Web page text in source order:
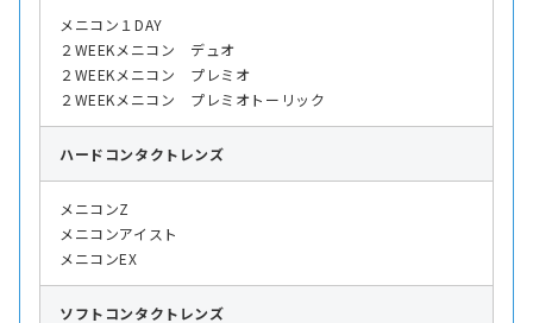
メニコン１DAY
２WEEKメニコン デュオ
２WEEKメニコン プレミオ
２WEEKメニコン プレミオトーリック
ハード コンタクトレンズ
メニコンZ
メニコンアイスト
メニコンEX
ソフト コンタクトレンズ